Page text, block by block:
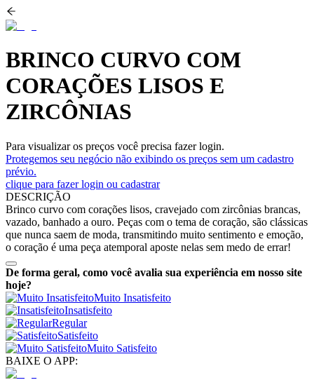
BRINCO CURVO COM
CORAÇÕES LISOS E
ZIRCÔNIAS
Para visualizar os preços você precisa fazer login.
Protegemos seu negócio não exibindo os preços sem um cadastro
prévio.
clique para fazer login ou cadastrar
DESCRIÇÃO
Brinco curvo com corações lisos, cravejado com zircônias brancas,
vazado, banhado a ouro. Peças com o tema de coração, são clássicas
que nunca saem de moda, transmitindo muito sentimento e emoção,
o coração é uma peça atemporal aposte nelas sem medo de errar!
De forma geral, como você avalia sua experiência em nosso site
hoje?
Muito Insatisfeito
Insatisfeito
Regular
Satisfeito
Muito Satisfeito
BAIXE O APP: